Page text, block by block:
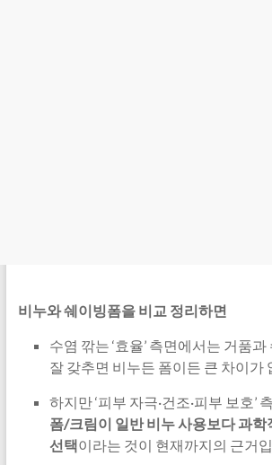
비누와 쉐이빙폼을 비교 정리하면
수염 깎는 ‘효율’ 측면에서는 거품
잘 갖추면 비누든 폼이든 큰 차이가
하지만 ‘피부 자극·건조·피부 보호’
폼/크림이 일반 비누 사용보다 과학
선택이라는 것이 현재까지의 근거